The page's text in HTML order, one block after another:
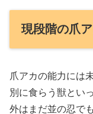
現段階の爪
爪アカの能力には
別に食らう獣とい
外はまだ並の忍で